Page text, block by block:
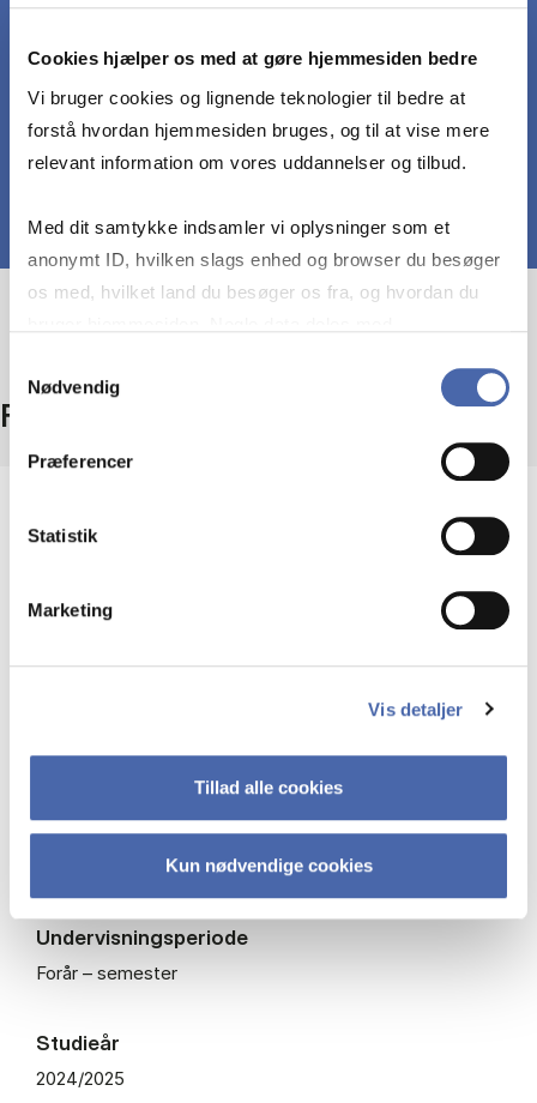
Cookies hjælper os med at gøre hjemmesiden bedre
Vi bruger cookies og lignende teknologier til bedre at
forstå hvordan hjemmesiden bruges, og til at vise mere
relevant information om vores uddannelser og tilbud.
Med dit samtykke indsamler vi oplysninger som et
anonymt ID, hvilken slags enhed og browser du besøger
os med, hvilket land du besøger os fra, og hvordan du
markedsføring. Du bestemmer selv - og kan altid trække
Nødvendig
Præferencer
Statistik
Marketing
Vis detaljer
Tillad alle cookies
Kun nødvendige cookies
samfundsmæssig kontekst, fx ved at relatere til
faget Projektsamfundet.
Fakta
Bachelor
Type
15
Fagkode
Undervisningsperiode
Forår – semester
Studieår
2024/2025